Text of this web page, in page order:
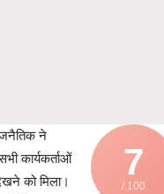
7
/ 100
ने
कार्यकर्ताओं
को मिला।